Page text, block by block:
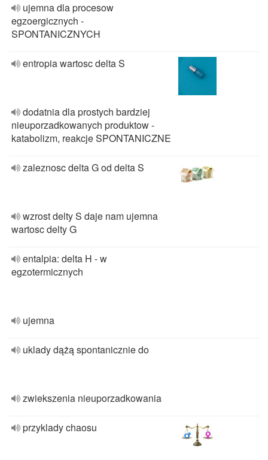
ujemna dla procesow
egzoergicznych -
SPONTANICZNYCH
entropia wartosc delta S
dodatnia dla prostych bardziej
nieuporzadkowanych produktow -
katabolizm, reakcje SPONTANICZNE
zaleznosc delta G od delta S
wzrost delty S daje nam ujemna
wartosc delty G
entalpia: delta H - w
egzotermicznych
ujemna
uklady dążą spontanicznie do
zwiekszenia nieuporzadkowania
przyklady chaosu